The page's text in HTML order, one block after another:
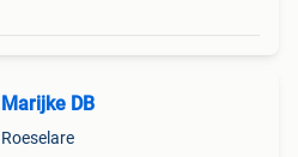
Marijke DB
Roeselare